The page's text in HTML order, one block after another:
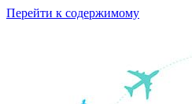
Перейти к содержимому